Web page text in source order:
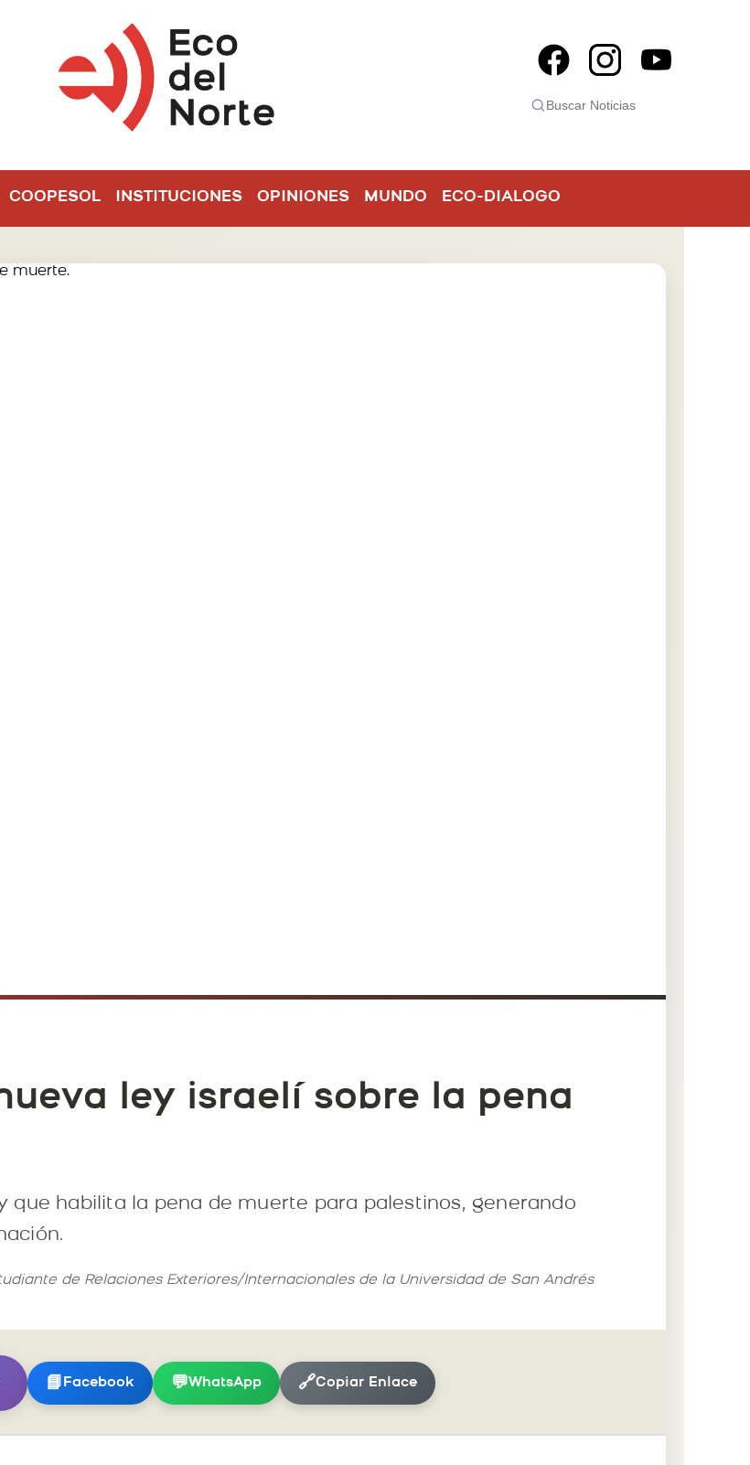
COOPESOL INSTITUCIONES OPINIONES MUNDO ECO-DIALOGO
ley israelí sobre la pena
que habilita la pena de muerte para palestinos, generando
de Relaciones Exteriores/Internacionales de la Universidad de San Andrés
📘 Facebook 💬WhatsApp 🔗Copiar Enlace